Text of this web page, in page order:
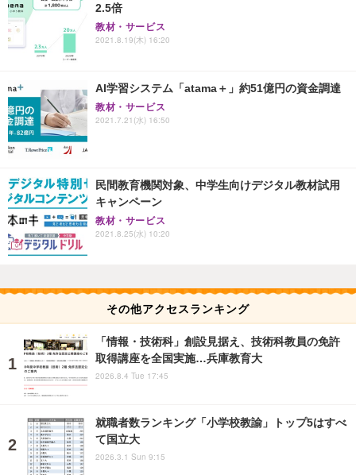
2.5倍
教材・サービス
2021.8.19(木) 16:20
AI学習システム「atama＋」約51億円の資金調達
教材・サービス
2021.7.21(水) 16:50
民間教育機関対象、中学生向けデジタル教材試用
キャンペーン
教材・サービス
2021.8.25(水) 10:20
その他アクセスランキング
「情報・技術科」創設見据え、技術科教員の免許
取得講座を全国実施…兵庫教育大
2026.8.4 Tue 17:45
就職者数ランキング「小学校教諭」トップ5はすべ
て国立大
2026.3.1 Sun 9:15